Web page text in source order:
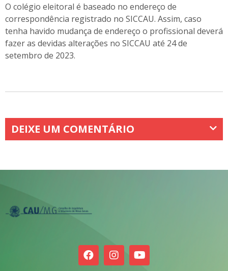
O colégio eleitoral é baseado no endereço de
correspondência registrado no SICCAU. Assim, caso
tenha havido mudança de endereço o profissional deverá
fazer as devidas alterações no SICCAU até 24 de
setembro de 2023.
DEIXE UM COMENTÁRIO